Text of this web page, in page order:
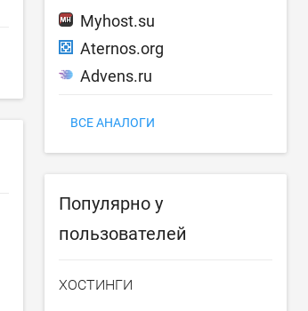
Myhost.su
Aternos.org
Advens.ru
ВСЕ АНАЛОГИ
Популярно у
пользователей
ХОСТИНГИ